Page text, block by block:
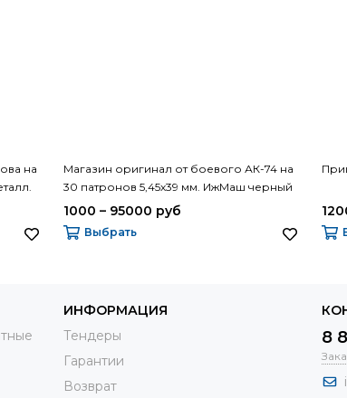
на
Магазин оригинал от боевого АК-74 на
30 патронов 5,45х39 мм. ИжМаш черный
или слива, для автомата Калашникова
1000 – 95000 руб
Выбрать
ИНФОРМАЦИЯ
Тендеры
Гарантии
Возврат
8